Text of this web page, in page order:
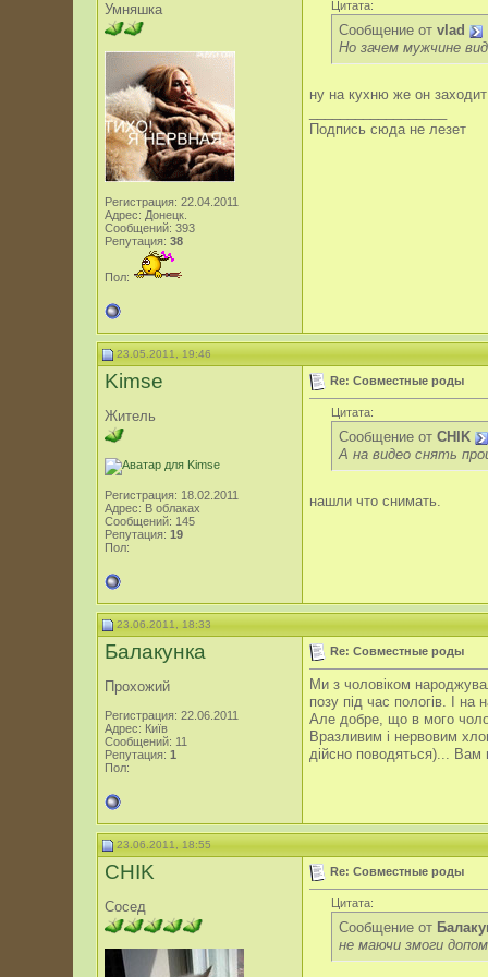
Умняшка
Регистрация: 22.04.2011
Адрес: Донецк.
Сообщений: 393
Репутация: 38
Пол:
Цитата:
Сообщение от vlad
Но зачем мужчине
ну на кухню же он
Подпись сюда не лезет
23.05.2011, 19:46
Kimse
Житель
Регистрация: 18.02.2011
Адрес: В облаках
Сообщений: 145
Репутация: 19
Пол:
Re: Совместные роды
Цитата:
Сообщение от CHIK
А на видео снять
нашли что снимать.
23.06.2011, 18:33
Балакунка
Прохожий
Регистрация: 22.06.2011
Адрес: Київ
Сообщений: 11
Репутация: 1
Пол:
Re: Совместные роды
Ми з чоловіком
позу під час пологів. І на
Але добре, що в мого
Вразливим і нервовим
дійсно поводяться)... Вам
23.06.2011, 18:55
CHIK
Сосед
Re: Совместные роды
Цитата:
Сообщение от
не маючи змоги